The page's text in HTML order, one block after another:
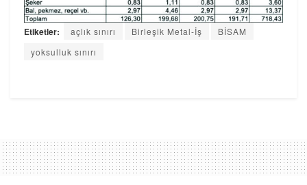
Etiketler: açlık sınırı Birleşik Metal-İş
BİSAM
yoksulluk sınırı